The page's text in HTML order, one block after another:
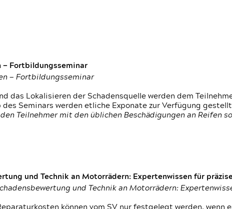
— Fortbildungsseminar
— Fortbildungsseminar
das Lokalisieren der Schadensquelle werden dem
des Seminars werden etliche Exponate zur Verfügung
Teilnehmer mit den üblichen Beschädigungen an Reifen
und Technik an Motorrädern: Expertenwissen für
und Technik an Motorrädern:
können vom SV nur festgelegt werden,